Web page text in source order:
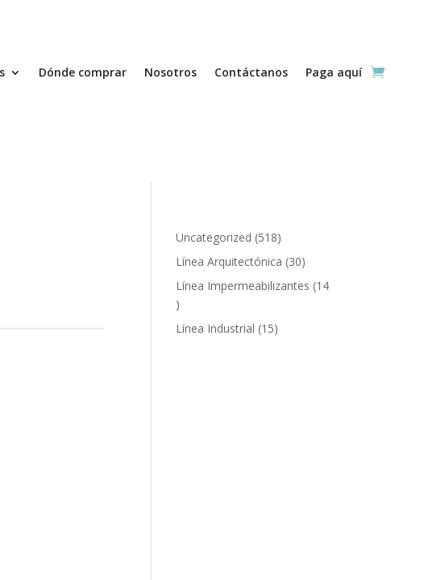
Dónde comprar Nosotros Contáctanos Paga aquí
Uncategorized 518518
productos
Línea Arquitectónica 3030
productos
Línea Impermeabilizantes 14
14
productos
Línea Industrial 1515